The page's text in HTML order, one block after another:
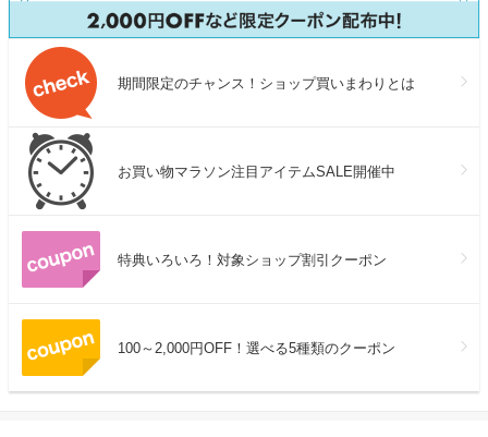
期間限定のチャンス！ショップ買いまわりとは
お買い物マラソン注目アイテムSALE開催中
特典いろいろ！対象ショップ割引クーポン
100～2,000円OFF！選べる5種類のクーポン